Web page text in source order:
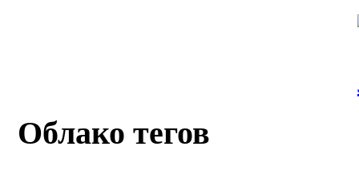
Облако тегов